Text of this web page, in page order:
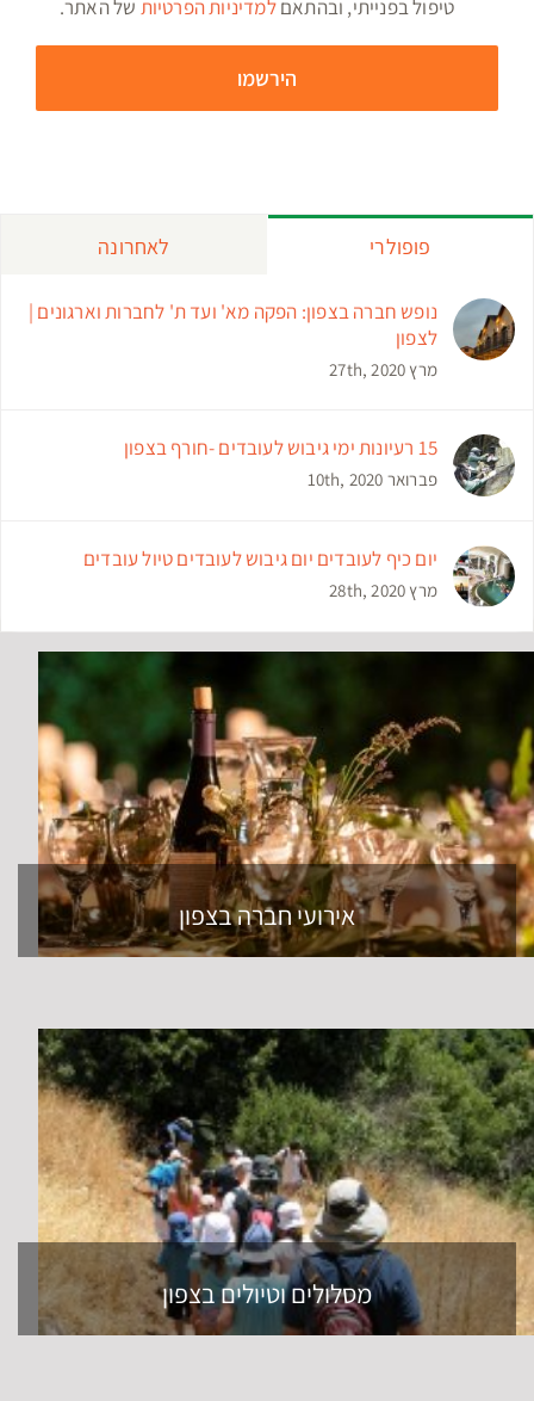
טיפול בפנייתי, ובהתאםלמדיניות הפרטיות של האתר.
פופולרי לאחרונה
נופש חברה בצפון: הפקה מא' ועד ת' לחברות וארגונים |
לצפון
מרץ 27th, 2020
15 רעיונות ימי גיבוש לעובדים -חורף בצפון
פברואר 10th, 2020
יום כיף לעובדים יום גיבוש לעובדים טיול עובדים
מרץ 28th, 2020
אירועי חברה בצפון
מסלולים וטיולים בצפון